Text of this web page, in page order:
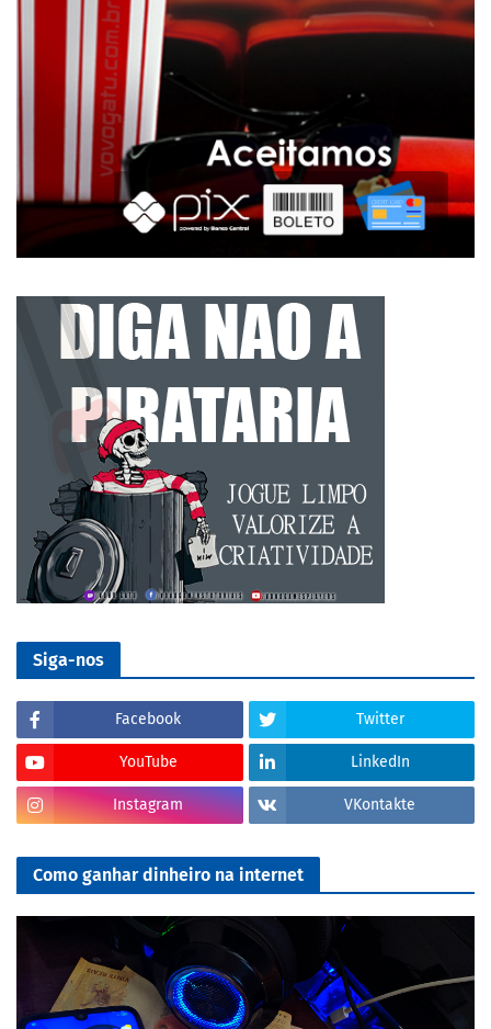
Siga-nos
Facebook Twitter
YouTube LinkedIn
Instagram VKontakte
Como ganhar dinheiro na internet